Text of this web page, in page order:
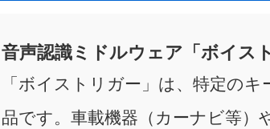
音声認識ミドルウェア「ボイス
「ボイストリガー」は、特定の
品です。⾞載機器（カーナビ等）